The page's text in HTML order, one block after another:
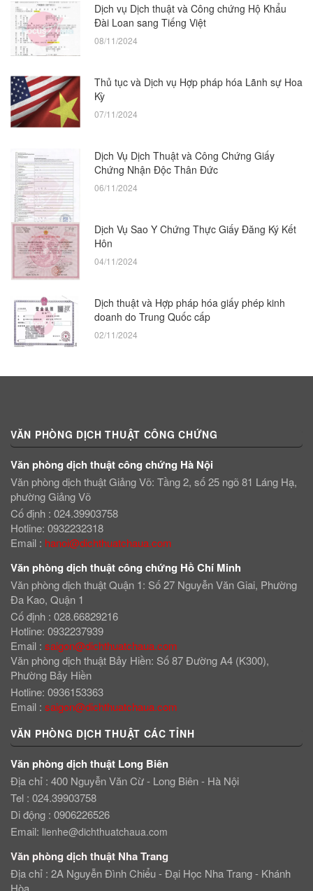
Dịch vụ Dịch thuật và Công chứng Hộ Khẩu
Đài Loan sang Tiếng Việt
08/11/2024
Thủ tục và Dịch vụ Hợp pháp hóa Lãnh sự Hoa
Kỳ
07/11/2024
Dịch Vụ Dịch Thuật và Công Chứng Giấy
Chứng Nhận Độc Thân Đức
06/11/2024
Dịch Vụ Sao Y Chứng Thực Giấy Đăng Ký Kết
Hôn
04/11/2024
Dịch thuật và Hợp pháp hóa giấy phép kinh
doanh do Trung Quốc cấp
02/11/2024
VĂN PHÒNG DỊCH THUẬT CÔNG CHỨNG
Văn phòng dịch thuật công chứng Hà Nội
Văn phòng dịch thuật Giảng Võ: Tầng 2, số 25 ngõ 81 Láng Hạ,
phường Giảng Võ
Cố định : 024.39903758
Hotline: 0932232318
Email : hanoi@dichthuatchaua.com
Văn phòng dịch thuật công chứng Hồ Chí Minh
Văn phòng dịch thuật Quận 1: Số 27 Nguyễn Văn Giai, Phường
Đa Kao, Quận 1
Cố định : 028.66829216
Hotline: 0932237939
Email : saigon@dichthuatchaua.com
Văn phòng dịch thuật Bảy Hiền: Số 87 Đường A4 (K300),
Phường Bảy Hiền
Hotline: 0936153363
Email : saigon@dichthuatchaua.com
VĂN PHÒNG DỊCH THUẬT CÁC TỈNH
Văn phòng dịch thuật Long Biên
Địa chỉ : 400 Nguyễn Văn Cừ - Long Biên - Hà Nội
Tel : 024.39903758
Di động : 0906226526
Email: lienhe@dichthuatchaua.com
Văn phòng dịch thuật Nha Trang
Địa chỉ : 2A Nguyễn Đình Chiểu - Đại Học Nha Trang - Khánh
Hòa